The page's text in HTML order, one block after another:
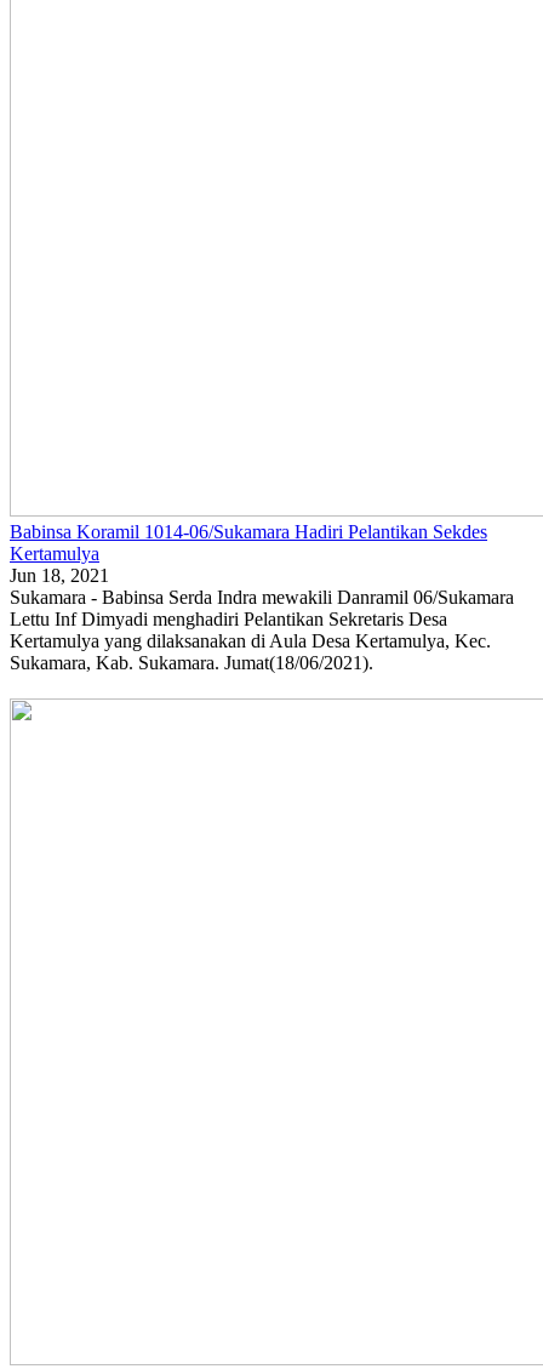
Babinsa Koramil 1014-06/Sukamara Hadiri Pelantikan Sekdes
Kertamulya
Jun 18, 2021
Sukamara - Babinsa Serda Indra mewakili Danramil 06/Sukamara
Lettu Inf Dimyadi menghadiri Pelantikan Sekretaris Desa
Kertamulya yang dilaksanakan di Aula Desa Kertamulya, Kec.
Sukamara, Kab. Sukamara. Jumat(18/06/2021).